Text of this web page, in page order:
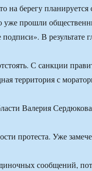
на берегу планируется
уже прошли
В результате
С санкции
территория с
Валерия
протеста. Уже
сообщений,